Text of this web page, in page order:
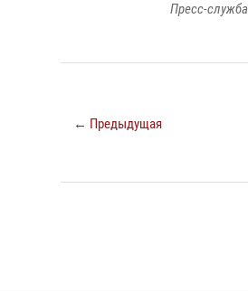
Пресс-
← Предыдущая